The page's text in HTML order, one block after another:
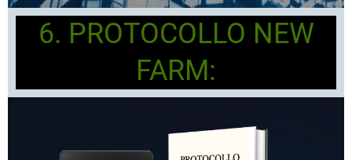
6. PROTOCOLLO NEW
FARM: